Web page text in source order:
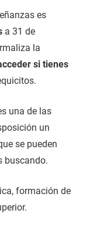
es
a 31 de
la
si tienes
una de las
un
se pueden
buscando.
formación de